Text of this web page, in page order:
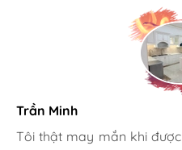
Gia đình bác sĩ X.A
Trần Minh
Tôi thật may mắn khi